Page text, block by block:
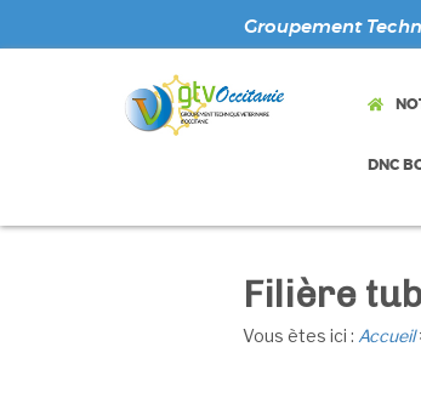
Groupement
DNC
Filière
Vous ètes ici : Accueil